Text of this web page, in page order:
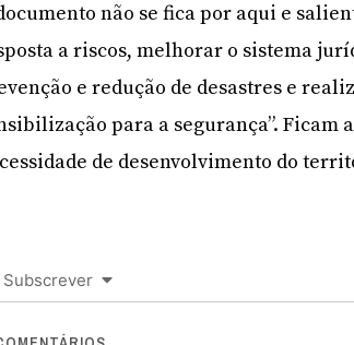
não se fica por aqui e
a riscos, melhorar o sistema
e redução de desastres e
para a segurança”. Ficam
de desenvolvimento do
Subscrever